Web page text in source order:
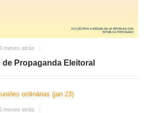
meses atrás
Propaganda Eleitoral
meses atrás